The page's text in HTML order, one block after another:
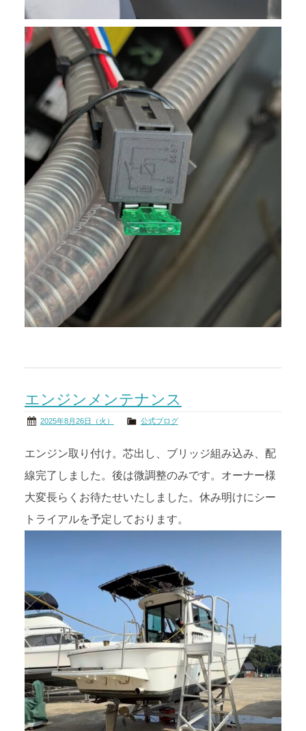
エンジンメンテナンス
2025年8月26日（火） 公式ブログ
エンジン取り付け。芯出し、ブリッジ組み込み、配
線完了しました。後は微調整のみです。オーナー様
大変長らくお待たせいたしました。休み明けにシー
トライアルを予定しております。